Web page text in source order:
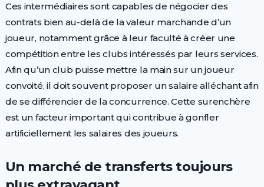
Ces intermédiaires sont capables de négocier des
contrats bien au-delà de la valeur marchande d’un
joueur, notamment grâce à leur faculté à créer une
compétition entre les clubs intéressés par leurs services.
Afin qu’un club puisse mettre la main sur un joueur
convoité, il doit souvent proposer un salaire alléchant afin
de se différencier de la concurrence. Cette surenchère
est un facteur important qui contribue à gonfler
artificiellement les salaires des joueurs.
Un marché de transferts toujours